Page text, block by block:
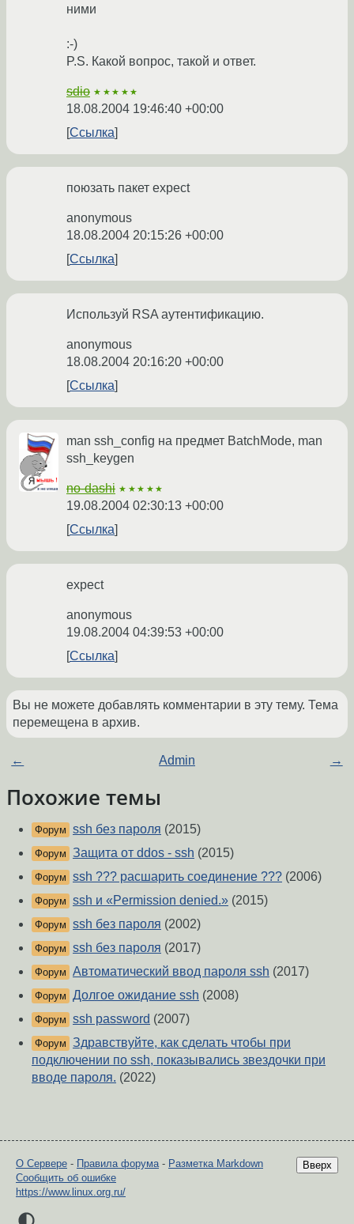
ними
:-)
P.S. Какой вопрос, такой и ответ.
sdio ★★★★★
18.08.2004 19:46:40 +00:00
Ссылка
поюзать пакет expect
anonymous
18.08.2004 20:15:26 +00:00
Ссылка
Используй RSA аутентификацию.
anonymous
18.08.2004 20:16:20 +00:00
Ссылка
man ssh_config на предмет BatchMode, man
ssh_keygen
no-dashi ★★★★★
19.08.2004 02:30:13 +00:00
Ссылка
expect
anonymous
19.08.2004 04:39:53 +00:00
Ссылка
Вы не можете добавлять комментарии в эту тему. Тема
перемещена в архив.
← Admin →
Похожие темы
Форум ssh без пароля (2015)
Форум Защита от ddos - ssh (2015)
Форум ssh ??? расшарить соединение ??? (2006)
Форум ssh и «Permission denied.» (2015)
Форум ssh без пароля (2002)
Форум ssh без пароля (2017)
Форум Автоматический ввод пароля ssh (2017)
Форум Долгое ожидание ssh (2008)
Форум ssh password (2007)
Форум Здравствуйте, как сделать чтобы при
подключении по ssh, показывались звездочки при
вводе пароля. (2022)
Вверх
О Сервере - Правила форума- Разметка Markdown
Сообщить об ошибке
https://www.linux.org.ru/